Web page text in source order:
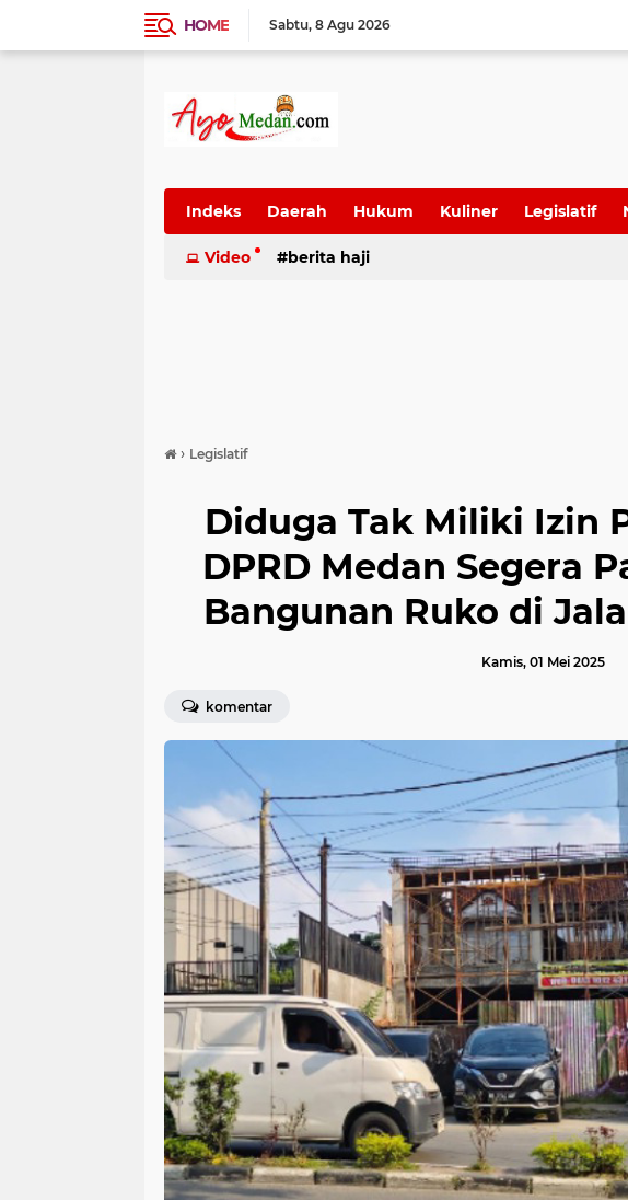
HOME Sabtu 8 Agu 2026
Indeks Daerah Hukum Kuliner Legislatif
SUmatera Utara Wisata
Video berita haji
› Legislatif
Diduga Tak Miliki Izin
DPRD Medan Segera
Bangunan Ruko di
Kamis, 01 Mei 2025
komentar